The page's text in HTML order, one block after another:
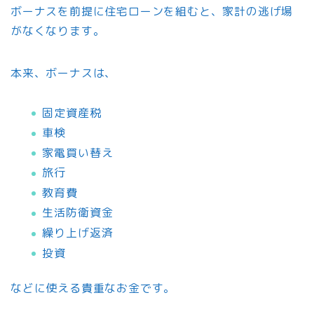
ボーナスを前提に住宅ローンを組むと、家計の逃げ場
がなくなります。
本来、ボーナスは、
固定資産税
車検
家電買い替え
旅行
教育費
生活防衛資金
繰り上げ返済
投資
などに使える貴重なお金です。